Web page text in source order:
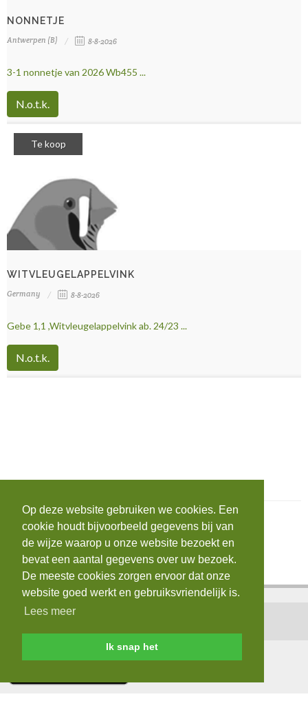
Op deze website gebruiken we cookies. Een
cookie houdt bijvoorbeeld gegevens bij van
de wijze waarop u onze website bezoekt en
bevat een aantal gegevens over uw bezoek.
De meeste cookies zorgen ervoor dat onze
website goed werkt en gebruiksvriendelijk is.
Lees meer
Ik snap het
NONNETJE
Antwerpen (B) 8-8-2026
3-1 nonnetje van 2026 Wb455 ...
N.o.t.k.
Te koop
WITVLEUGELAPPELVINK
Germany 8-8-2026
Gebe 1,1 ,Witvleugelappelvink ab. 24/23 ...
N.o.t.k.
Home